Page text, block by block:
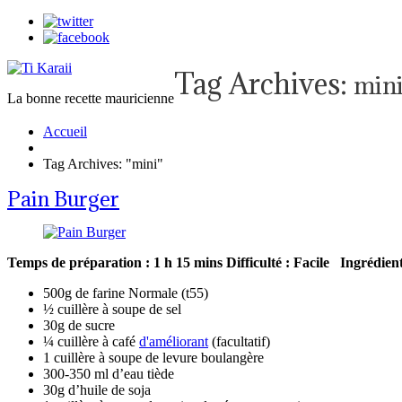
La bonne recette mauricienneTag Archives: mini
Accueil
Tag Archives: "mini"
Pain Burger
Temps de préparation : 1 h 15 mins Difficulté : Facile
500g de farine Normale (t55)
½ cuillère à soupe de sel
30g de sucre
¼ cuillère à café d'améliorant (facultatif)
1 cuillère à soupe de levure boulangère
300-350 ml d’eau tiède
30g d’huile de soja